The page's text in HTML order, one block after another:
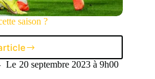
saison ?
Italie
:Le 20 septembre 2023 à 9h00